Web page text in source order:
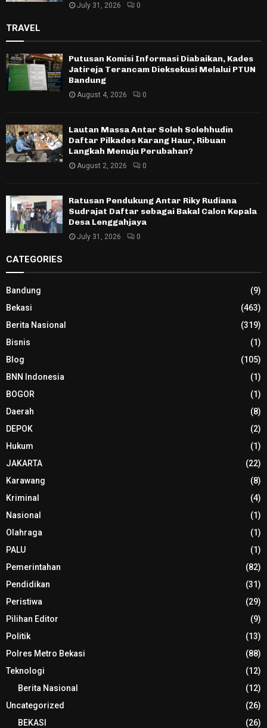
July 31, 2026 0
TRAVEL
Putusan Komisi Informasi Diabaikan, Kades
Jatireja Terancam Dieksekusi Melalui PTUN
Bandung
August 4, 2026 0
Lautan Massa Antar Soleh Solehhudin
Daftar Pilkades Karang Haur, Ribuan
Langkah Menuju Perubahan?
August 2, 2026 0
Ratusan Pendukung Antar Riky Rudiana
Sudrajat Daftar sebagai Bakal Calon Kepala
Desa Lenggahjaya
July 31, 2026 0
CATEGORIES
Bandung
(9)
Bekasi
(463)
Berita Nasional
(319)
Bisnis
(1)
Blog
(105)
BNN Indonesia
(1)
BOGOR
(1)
Daerah
(8)
DEPOK
(2)
Hukum
(1)
JAKARTA
(22)
Karawang
(8)
Kriminal
(4)
Nasional
(1)
Olahraga
(1)
PALU
(1)
Pemerintahan
(82)
Pendidikan
(31)
Peristiwa
(29)
Pilihan Editor
(9)
Politik
(13)
Polres Metro Bekasi
(88)
Teknologi
(12)
Berita Nasional
(12)
Uncategorized
(26)
BEKASI
(26)